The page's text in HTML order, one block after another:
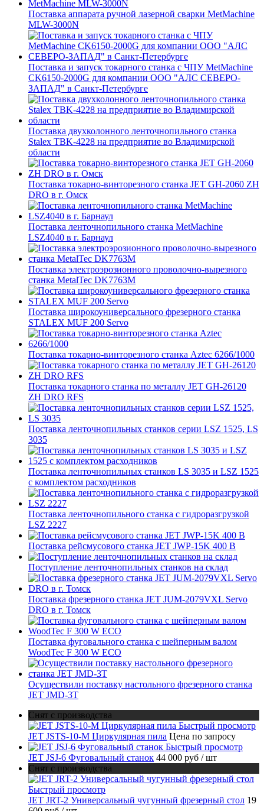
Поставка аппарата ручной лазерной сварки MetMachine
MLW-3000N
Поставка и запуск токарного станка с ЧПУ MetMachine
CK6150-2000G для компании ООО "АЛС СЕВЕРО-
ЗАПАД" в Санкт-Петербурге
Поставка двухколонного ленточнопильного станка
Stalex TBK-4228 на предприятие во Владимирской
области
Поставка токарно-винторезного станка JET GH-2060 ZH
DRO в г. Омск
Поставка ленточнопильного станка MetMachine
LSZ4040 в г. Барнаул
Поставка электроэрозионного проволочно-вырезного
станка MetalTec DK7763M
Поставка широкоуниверсального фрезерного станка
STALEX MUF 200 Servo
Поставка токарно-винторезного станка Aztec 6266/1000
Поставка токарного станка по металлу JET GH-26120
ZH DRO RFS
Поставка ленточнопильных станков серии LSZ 1525, LS
3035
Поставка ленточнопильных станков LS 3035 и LSZ 1525
с комплектом расходников
Поставка ленточнопильного станка c гидроразгрузкой
LSZ 2227
Поставка рейсмусового станка JET JWP-15K 400 В
Поступление ленточнопильных станков на склад
Поставка фрезерного станка JET JUM-2079VXL Servo
DRO в г. Томск
Поставка фуговального станка с шейперным валом
WoodTec F 300 W ECO
Осуществили поставку настольного фрезерного станка
JET JMD-3T
Снят с производства
Быстрый просмотр
JET JSTS-10-M Циркулярная пила Цена по запросу
Быстрый просмотр
JET JSJ-6 Фуговальный станок 44 000 руб / шт
Снят с производства
Быстрый просмотр
JET JRT-2 Универсальный чугунный фрезерный стол 19